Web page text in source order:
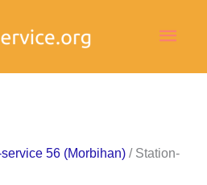
56 (Morbihan) / Station-